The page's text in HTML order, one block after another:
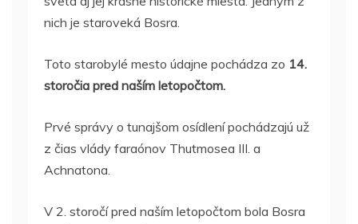
nich je staroveká Bosra.
Toto starobylé mesto údajne pochádza zo 14.
storočia pred naším letopočtom.
Prvé správy o tunajšom osídlení pochádzajú už
z čias vlády faraónov Thutmosea III. a
Achnatona.
V 2. storočí pred naším letopočtom bola Bosra